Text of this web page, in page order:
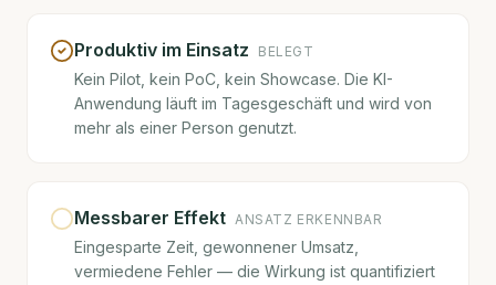
Produktiv im Einsatz BELEGT
Kein Pilot, kein PoC, kein Showcase. Die KI-
Anwendung läuft im Tagesgeschäft und wird von
mehr als einer Person genutzt.
Messbarer Effekt ANSATZ ERKENNBAR
Eingesparte Zeit, gewonnener Umsatz,
vermiedene Fehler — die Wirkung ist quantifiziert